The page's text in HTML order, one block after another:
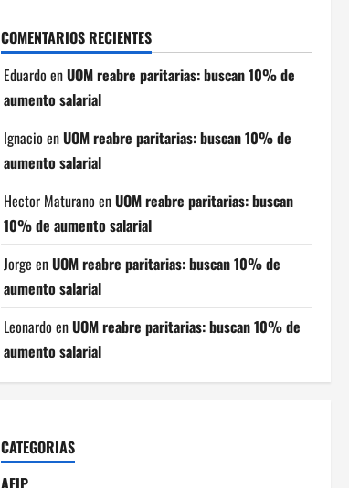
COMENTARIOS RECIENTES
Eduardo enUOM reabre paritarias: buscan 10% de
aumento salarial
Ignacio enUOM reabre paritarias: buscan 10% de
aumento salarial
Hector Maturano enUOM reabre paritarias: buscan
10% de aumento salarial
Jorge enUOM reabre paritarias: buscan 10% de
aumento salarial
Leonardo enUOM reabre paritarias: buscan 10% de
aumento salarial
CATEGORIAS
AFIP